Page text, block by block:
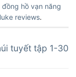
đồng hồ vạn năng
reviews.
tuyết tập 1-30